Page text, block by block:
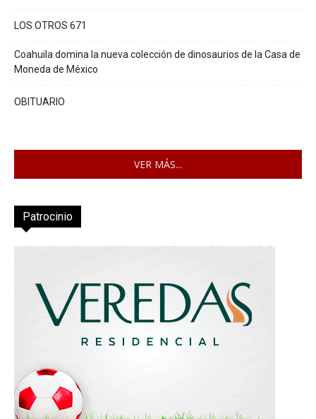
LOS OTROS 671
Coahuila domina la nueva colección de dinosaurios de la Casa de
Moneda de México
OBITUARIO
VER MÁS...
Patrocinio